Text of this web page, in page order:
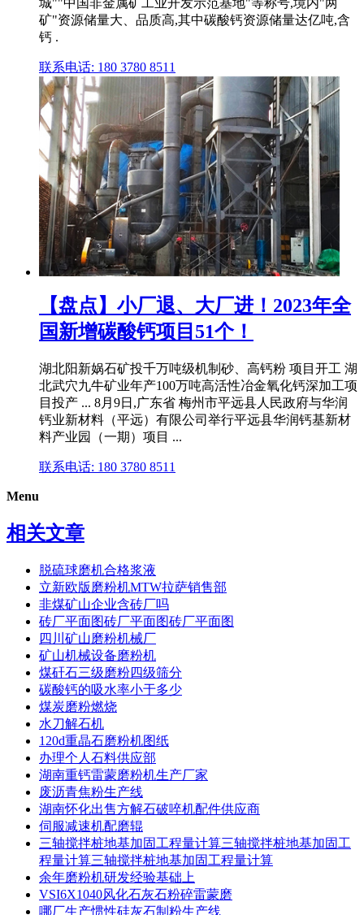
城""中国非金属矿工业开发示范基地"等称号,境内"两
矿"资源储量大、品质高,其中碳酸钙资源储量达亿吨,含
钙 .
联系电话: 180 3780 8511
【盘点】小厂退、大厂进！2023年全
国新增碳酸钙项目51个！
湖北阳新娲石矿投千万吨级机制砂、高钙粉 项目开工 湖
北武穴九牛矿业年产100万吨高活性冶金氧化钙深加工项
目投产 ... 8月9日,广东省 梅州市平远县人民政府与华润
钙业新材料（平远）有限公司举行平远县华润钙基新材
料产业园（一期）项目 ...
联系电话: 180 3780 8511
Menu
相关文章
脱硫球磨机合格浆液
立新欧版磨粉机MTW拉萨销售部
非煤矿山企业含砖厂吗
砖厂平面图砖厂平面图砖厂平面图
四川矿山磨粉机械厂
矿山机械设备磨粉机
煤矸石三级磨粉四级筛分
碳酸钙的吸水率小于多少
煤炭磨粉燃烧
水刀解石机
120d重晶石磨粉机图纸
办理个人石料供应部
湖南重钙雷蒙磨粉机生产厂家
废沥青焦粉生产线
湖南怀化出售方解石破啐机配件供应商
伺服减速机配磨辊
三轴搅拌桩地基加固工程量计算三轴搅拌桩地基加固工
程量计算三轴搅拌桩地基加固工程量计算
余年磨粉机研发经验基础上
VSI6X1040风化石灰石粉碎雷蒙磨
哪厂生产惯性硅灰石制粉生产线